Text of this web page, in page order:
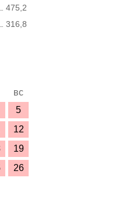
475,2
316,8
вс
5
12
19
26